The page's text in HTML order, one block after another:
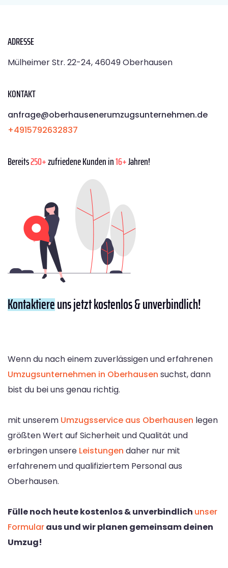
ADRESSE
Mülheimer Str. 22-24, 46049 Oberhausen
KONTAKT
anfrage@oberhausenerumzugsunternehmen.de
+4915792632837
Bereits250+zufriedene Kunden in16+Jahren!
Kontaktiereuns jetzt kostenlos & unverbindlich!
Wenn du nach einem zuverlässigen und erfahrenen
Umzugsunternehmen in Oberhausen suchst, dann
bist du bei uns genau richtig.
mit unserem Umzugsservice aus Oberhausen legen
größten Wert auf Sicherheit und Qualität und
erbringen unsere Leistungen daher nur mit
erfahrenem und qualifiziertem Personal aus
Oberhausen.
Fülle noch heute kostenlos & unverbindlich unser
Formularaus und wir planen gemeinsam deinen
Umzug!